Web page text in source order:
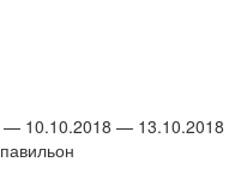
— 10.10.2018 — 13.10.2018